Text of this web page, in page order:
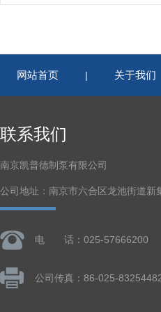
网站首页 | 关于我们
联系我们
南京凯普德制泵有限公司
公司地址：南京市六合区龙池街道新
电 话：025-57666200
公司传真：86-025-